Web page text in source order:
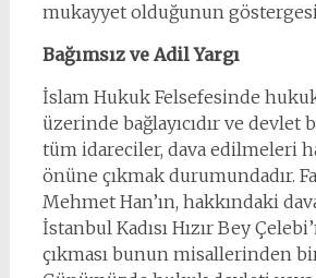
mukayyet olduğunun
Bağımsız ve Adil Yargı
İslam Hukuk Felsefesinde
üzerinde bağlayıcıdır ve devlet
tüm idareciler, dava edilmeleri
önüne çıkmak durumundadır.
Mehmet Han’ın, hakkındaki
İstanbul Kadısı Hızır Bey
çıkması bunun misallerinden